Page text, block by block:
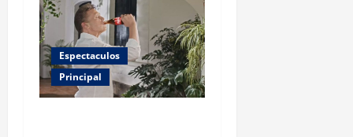
Espectaculos
Principal